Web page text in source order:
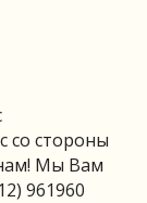
со стороны
Мы Вам
961960